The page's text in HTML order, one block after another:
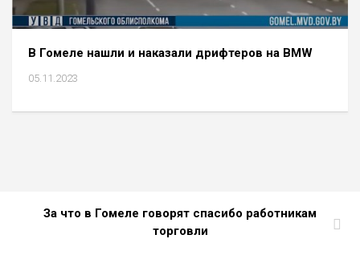
В Гомеле нашли и наказали дрифтеров на BMW
05.11.2023
За что в Гомеле говорят спасибо работникам
торговли